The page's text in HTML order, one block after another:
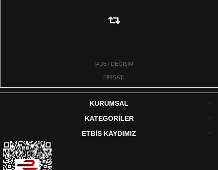
İADE / DEĞİŞİM
FIRSATI
KURUMSAL
KATEGORİLER
ETBİS KAYDIMIZ